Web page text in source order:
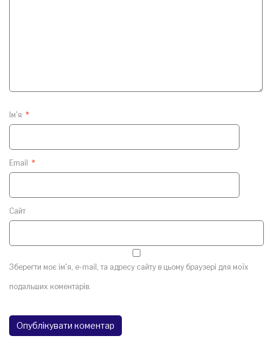
Ім'я *
Email *
Сайт
Зберегти моє ім'я, e-mail, та адресу сайту в цьому браузері для моїх
подальших коментарів.